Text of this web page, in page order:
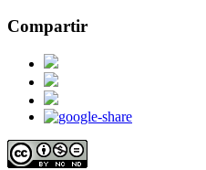
Compartir